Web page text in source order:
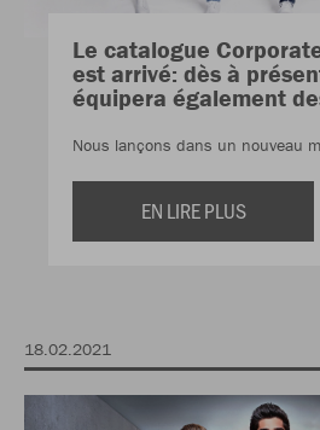
Le catalogue
est arrivé: dès à
équipera également
Nous lançons dans un nouveau
EN LIRE PLUS
18.02.2021